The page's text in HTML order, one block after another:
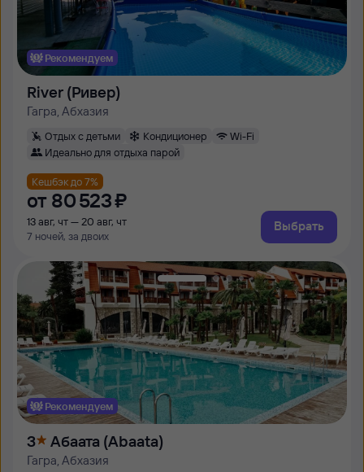
Рекомендуем
River (Ривер)
Гагра, Абхазия
Отдых с детьми Кондиционер
Wi-Fi
Идеально для отдыха парой
Кешбэк до 7%
от 80 ⁠523 ⁠₽
13 авг, чт — 20 авг, чт
7 ночей, за двоих
Выбрать
Рекомендуем
3 Абаата (Abaata)
Гагра, Абхазия